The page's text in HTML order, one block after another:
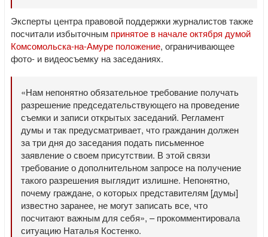
Эксперты центра правовой поддержки журналистов также
посчитали избыточным принятое в начале октября думой
Комсомольска-на-Амуре положение, ограничивающее
фото- и видеосъемку на заседаниях.
«Нам непонятно обязательное требование получать
разрешение председательствующего на проведение
съемки и записи открытых заседаний. Регламент
думы и так предусматривает, что гражданин должен
за три дня до заседания подать письменное
заявление о своем присутствии. В этой связи
требование о дополнительном запросе на получение
такого разрешения выглядит излишне. Непонятно,
почему граждане, о которых представителям [думы]
известно заранее, не могут записать все, что
посчитают важным для себя», – прокомментировала
ситуацию Наталья Костенко.